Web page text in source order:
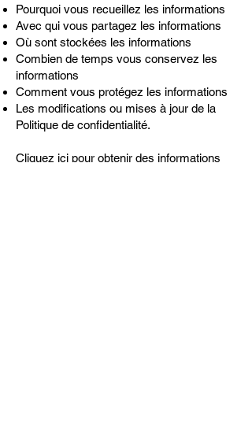
Pourquoi vous recueillez les informations
Avec qui vous partagez les informations
Où sont stockées les informations
Combien de temps vous conservez les
informations
Comment vous protégez les informations
Les modifications ou mises à jour de la
Politique de confidentialité.
Cliquez ici pour obtenir des informations